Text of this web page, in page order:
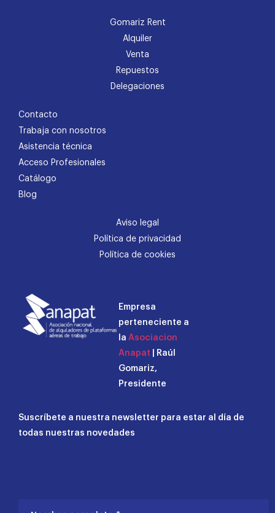
Gomariz Rent
Alquiler
Venta
Repuestos
Delegaciones
Contacto
Trabaja con nosotros
Asistencia técnica
Acceso Profesionales
Catálogo
Blog
Aviso legal
Política de privacidad
Política de cookies
Empresa
perteneciente a
la Asociacion
Anapat | Raúl
Gomariz,
Presidente
Suscríbete a nuestra newsletter para estar al día de
todas nuestras novedades